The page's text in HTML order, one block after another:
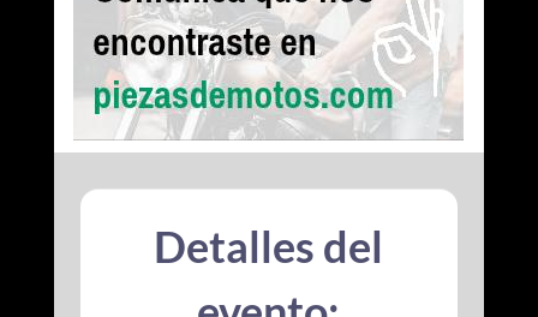
Detalles del